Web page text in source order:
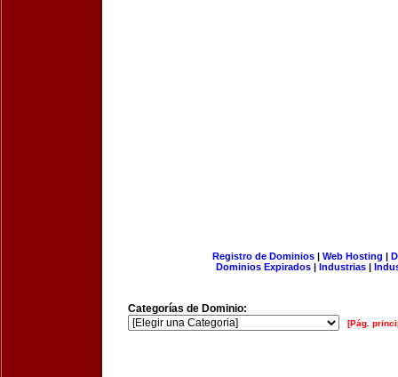
Registro de Dominios| Web Hosting |
Dominios Expirados | Industrias |
Categorías de Dominio:
[Pág.